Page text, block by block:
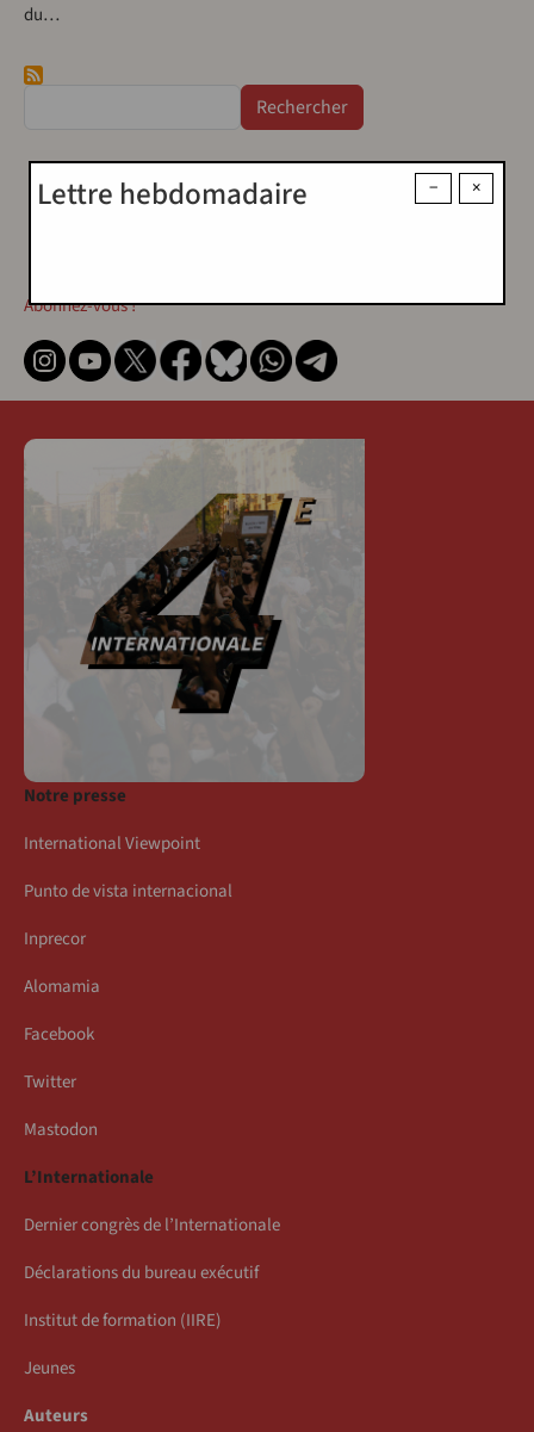
du…
×
−
Lettre hebdomadaire
Abonnez-vous !
Notre presse
International Viewpoint
Punto de vista internacional
Inprecor
Alomamia
Facebook
Twitter
Mastodon
L’Internationale
Dernier congrès de l’Internationale
Déclarations du bureau exécutif
Institut de formation (IIRE)
Jeunes
Auteurs